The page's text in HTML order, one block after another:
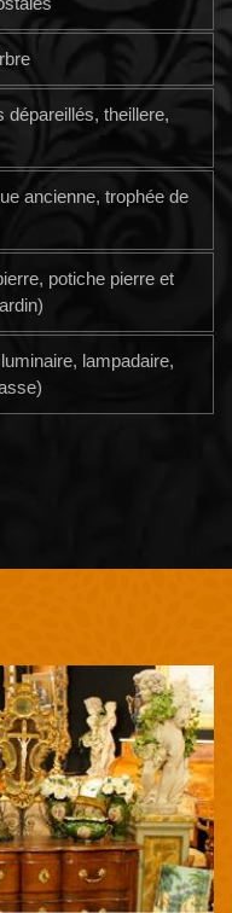
theillere,
ancienne, trophée de
potiche pierre et
lampadaire,